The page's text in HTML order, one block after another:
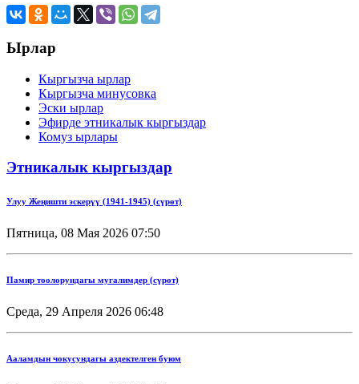
Ырлар
Кыргызча ырлар
Кыргызча минусовка
Эски ырлар
Эфирде этникалык кыргыздар
Комуз ырлары
Этникалык кыргыздар
Улуу Жеңишти эскерүү (1941-1945) (сүрөт)
Пятница, 08 Мая 2026 07:50
Памир тоолорундагы мугалимдер (сүрөт)
Среда, 29 Апреля 2026 06:48
Ааламдын чокусундагы аздектелген буюм